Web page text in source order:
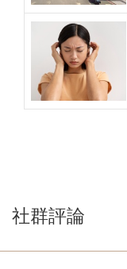
社群評論